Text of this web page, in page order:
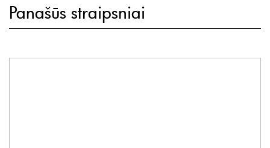
Panašūs straipsniai